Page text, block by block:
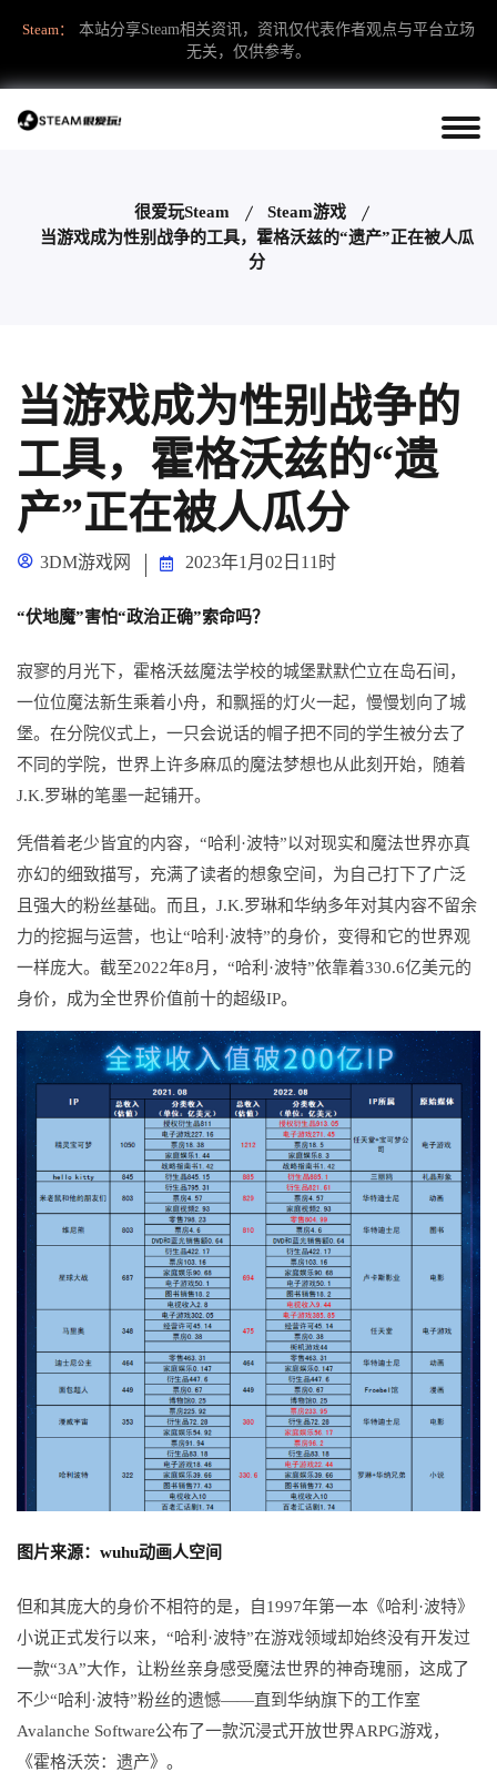
Steam：
本站分享Steam相关资讯，资讯仅代表作者观点与平台立场
无关，仅供参考。
很爱玩Steam
Steam游戏
当游戏成为性别战争的工具，霍格沃兹的“遗产”正在被人瓜
分
当游戏成为性别战争的
工具，霍格沃兹的“遗
产”正在被人瓜分
3DM游戏网 2023年1月02日11时
“伏地魔”害怕“政治正确”索命吗？
寂寥的月光下，霍格沃兹魔法学校的城堡默默伫立在岛石间，
一位位魔法新生乘着小舟，和飘摇的灯火一起，慢慢划向了城
堡。 在分院仪式上，一只会说话的帽子把不同的学生被分去了
不同的学院，世界上许多麻瓜的魔法梦想也从此刻开始，随着
J.K.罗琳的笔墨一起铺开。
凭借着老少皆宜的内容，“哈利·波特”以对现实和魔法世界亦真
亦幻的细致描写，充满了读者的想象空间，为自己打下了广泛
且强大的粉丝基础。而且，J.K.罗琳和华纳多年对其内容不留余
力的挖掘与运营，也让“哈利·波特”的身价，变得和它的世界观
一样庞大。截至2022年8月，“哈利·波特”依靠着330.6亿美元的
身价，成为全世界价值前十的超级IP。
图片来源：wuhu动画人空间
但和其庞大的身价不相符的是，自1997年第一本《哈利·波特》
小说正式发行以来，“哈利·波特”在游戏领域却始终没有开发过
一款“3A”大作，让粉丝亲身感受魔法世界的神奇瑰丽，这成了
不少“哈利·波特”粉丝的遗憾——直到华纳旗下的工作室
Avalanche Software公布了一款沉浸式开放世界ARPG游戏，
《霍格沃茨： 遗产》。